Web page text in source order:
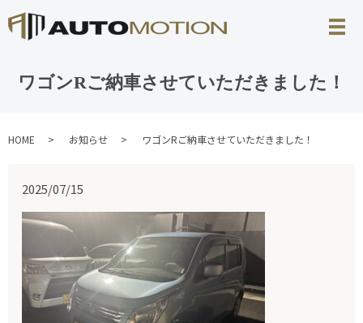
ワゴンRご納車させていただきました！
HOME お知らせ ワゴンRご納車させていただきました！
2025/07/15